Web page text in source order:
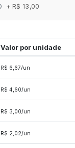
+ R$ 13,00
Valor por unidade
R$ 6,67/un
R$ 4,60/un
R$ 3,00/un
R$ 2,02/un